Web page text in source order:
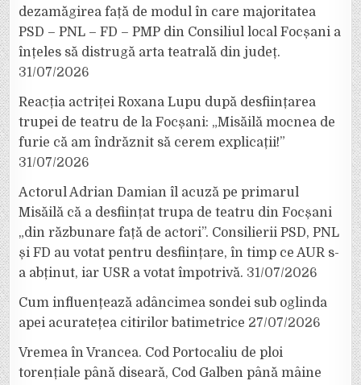
dezamăgirea față de modul în care majoritatea
PSD – PNL – FD – PMP din Consiliul local Focșani a
înțeles să distrugă arta teatrală din județ.
31/07/2026
Reacția actriței Roxana Lupu după desființarea
trupei de teatru de la Focșani: „Misăilă mocnea de
furie că am îndrăznit să cerem explicații!”
31/07/2026
Actorul Adrian Damian îl acuză pe primarul
Misăilă că a desființat trupa de teatru din Focșani
„din răzbunare față de actori”. Consilierii PSD, PNL
și FD au votat pentru desființare, în timp ce AUR s-
a abținut, iar USR a votat împotrivă. 31/07/2026
Cum influențează adâncimea sondei sub oglinda
apei acuratețea citirilor batimetrice 27/07/2026
Vremea în Vrancea. Cod Portocaliu de ploi
torențiale până diseară, Cod Galben până mâine